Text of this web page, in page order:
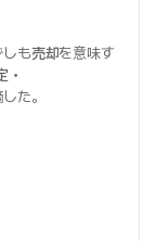
も売却を意味す
・
た。